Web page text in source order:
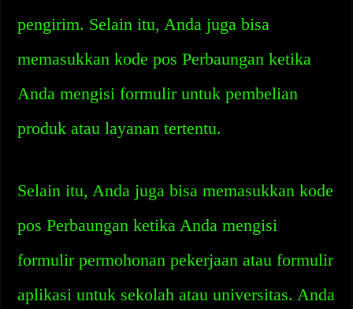
pengirim. Selain itu, Anda juga bisa
memasukkan kode pos Perbaungan ketika
Anda mengisi formulir untuk pembelian
produk atau layanan tertentu.
Selain itu, Anda juga bisa memasukkan kode
pos Perbaungan ketika Anda mengisi
formulir permohonan pekerjaan atau formulir
aplikasi untuk sekolah atau universitas. Anda